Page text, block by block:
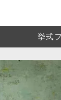
挙式